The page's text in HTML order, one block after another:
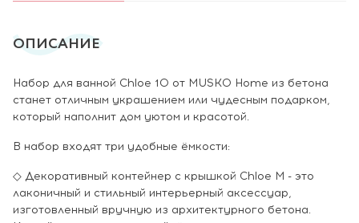
ОПИСАНИЕ
Набор для ванной Chloe 10 от MUSKO Home из бетона
станет отличным украшением или чудесным подарком,
который наполнит дом уютом и красотой.
В набор входят три удобные ёмкости:
◇ Декоративный контейнер с крышкой Chloe M - это
лаконичный и стильный интерьерный аксессуар,
изготовленный вручную из архитектурного бетона.